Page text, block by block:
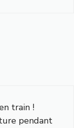
train !
pendant